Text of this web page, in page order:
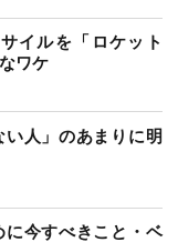
イルを「ロケット
ワケ
人」のあまりに明
に今すべきこと・ベ